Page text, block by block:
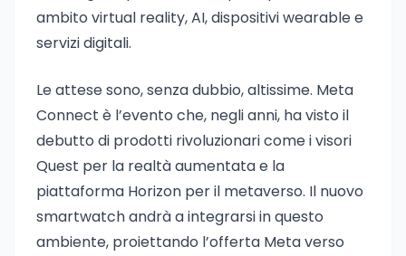
ambito virtual reality, AI, dispositivi wearable e
servizi digitali.
Le attese sono, senza dubbio, altissime. Meta
Connect è l’evento che, negli anni, ha visto il
debutto di prodotti rivoluzionari come i visori
Quest per la realtà aumentata e la
piattaforma Horizon per il metaverso. Il nuovo
smartwatch andrà a integrarsi in questo
ambiente, proiettando l’offerta Meta verso